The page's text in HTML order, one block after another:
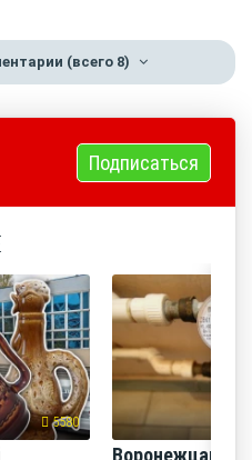
(всего 8)
Подписаться
5580
Воронежцам